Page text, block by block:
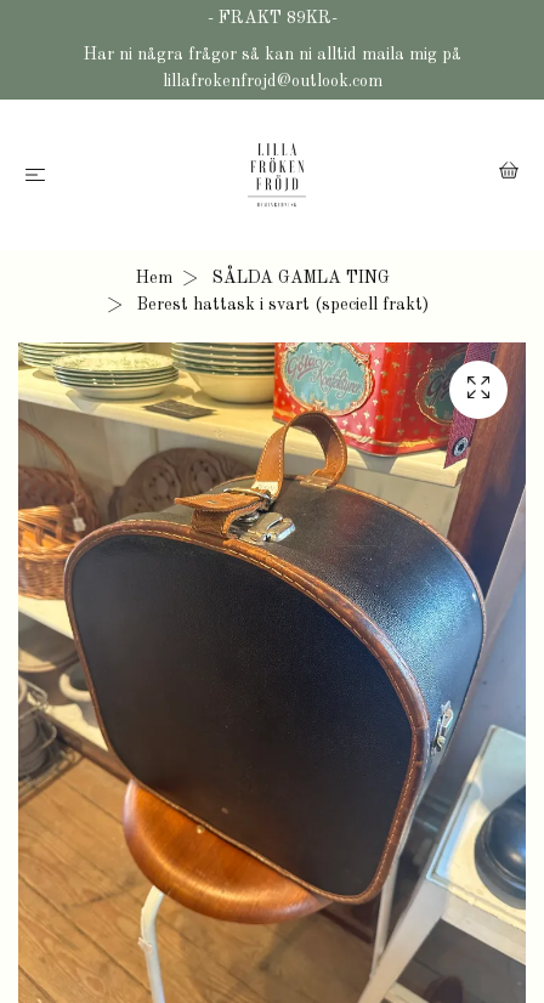
- FRAKT 89KR-
Har ni några frågor så kan ni alltid maila mig på
lillafrokenfrojd@outlook.com
Hem
SÅLDA GAMLA TING
Berest hattask i svart (speciell frakt)